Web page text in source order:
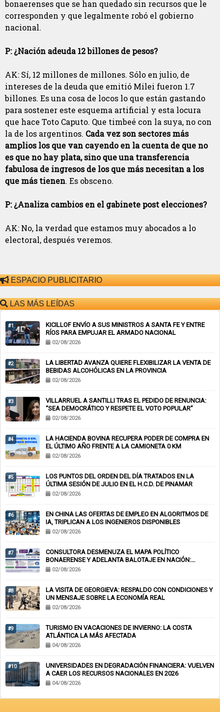
bonaerenses que se han quedado sin recursos que le
corresponden y que legalmente robó el gobierno
nacional.
P: ¿Nación adeuda 12 billones de pesos?
AK: Sí, 12 millones de millones. Sólo en julio, de
intereses de la deuda que emitió Milei fueron 1.7
billones. Es una cosa de locos lo que están gastando
para sostener este esquema artificial y esta locura
que hace Toto Caputo. Que timbeé con la suya, no con
la de los argentinos. Cada vez son sectores más
amplios los que van cayendo en la cuenta de que no
es que no hay plata, sino que una transferencia
fabulosa de ingresos de los que más necesitan a los
que más tienen. Es obsceno.
P: ¿Analiza cambios en el gabinete post elecciones?
AK: No, la verdad que estamos muy abocados a lo
electoral, después veremos.
ESPACIO PUBLICITARIO
LAS MÁS LEÍDAS
#1
KICILLOF ENVÍO A SUS MINISTROS A SANTA FE Y ENTRE
RÍOS PARA EMPUJAR EL ARMADO NACIONAL
02/08/2026
#2
LA LIBERTAD AVANZA QUIERE FLEXIBILIZAR LA VENTA DE
BEBIDAS ALCOHÓLICAS EN LA PROVINCIA
02/08/2026
#3
VILLARRUEL A SANTILLI TRAS EL PEDIDO DE RENUNCIA:
“SEA DEMOCRÁTICO Y RESPETE EL VOTO POPULAR”
02/08/2026
#4
LA HACIENDA BOVINA RECUPERA PODER DE COMPRA EN
EL ÚLTIMO AÑO FRENTE A LA CAMIONETA 0 KM
02/08/2026
#5
LOS PUNTOS DEL ORDEN DEL DÍA TRATADOS EN LA
ÚLTIMA SESIÓN DE JULIO EN EL H.C.D. DE PINAMAR
02/08/2026
#6
EN CHINA LAS OFERTAS DE EMPLEO EN ALGORITMOS DE
IA, TRIPLICAN A LOS INGENIEROS DISPONIBLES
02/08/2026
#7
CONSULTORA DESMENUZA EL MAPA POLÍTICO
BONAERENSE Y ADELANTA BALOTAJE EN NACIÓN:
KICILLOF-MILEI
02/08/2026
#8
LA VISITA DE GEORGIEVA: RESPALDO CON CONDICIONES Y
UN MENSAJE SOBRE LA ECONOMÍA REAL
02/08/2026
#9
TURISMO EN VACACIONES DE INVIERNO: LA COSTA
ATLÁNTICA LA MÁS AFECTADA
04/08/2026
#10
UNIVERSIDADES EN DEGRADACIÓN FINANCIERA: VUELVEN
A CAER LOS RECURSOS NACIONALES EN 2026
04/08/2026